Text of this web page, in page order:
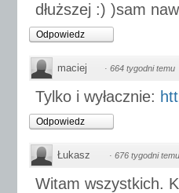
dłuższej :) )sam
Odpowiedz
maciej · 664 tygodni temu
Tylko i wyłacznie:
Odpowiedz
Łukasz · 676 tygodni temu
Witam wszystkich.